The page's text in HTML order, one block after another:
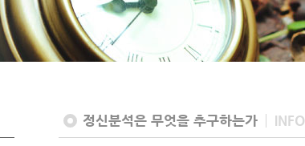
정신분석은 무엇을 추구하는가 INFO